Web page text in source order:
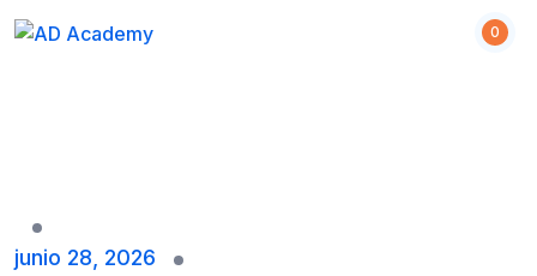
0
junio 28, 2026